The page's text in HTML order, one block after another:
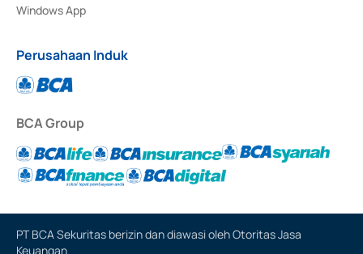
Windows App
Perusahaan Induk
BCA Group
PT BCA Sekuritas berizin dan diawasi oleh Otoritas Jasa
Keuangan